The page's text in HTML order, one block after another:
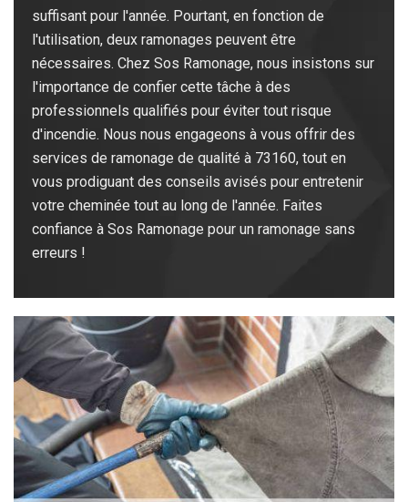
suffisant pour l'année. Pourtant, en fonction de
l'utilisation, deux ramonages peuvent être
nécessaires. Chez Sos Ramonage, nous insistons sur
l'importance de confier cette tâche à des
professionnels qualifiés pour éviter tout risque
d'incendie. Nous nous engageons à vous offrir des
services de ramonage de qualité à 73160, tout en
vous prodiguant des conseils avisés pour entretenir
votre cheminée tout au long de l'année. Faites
confiance à Sos Ramonage pour un ramonage sans
erreurs !